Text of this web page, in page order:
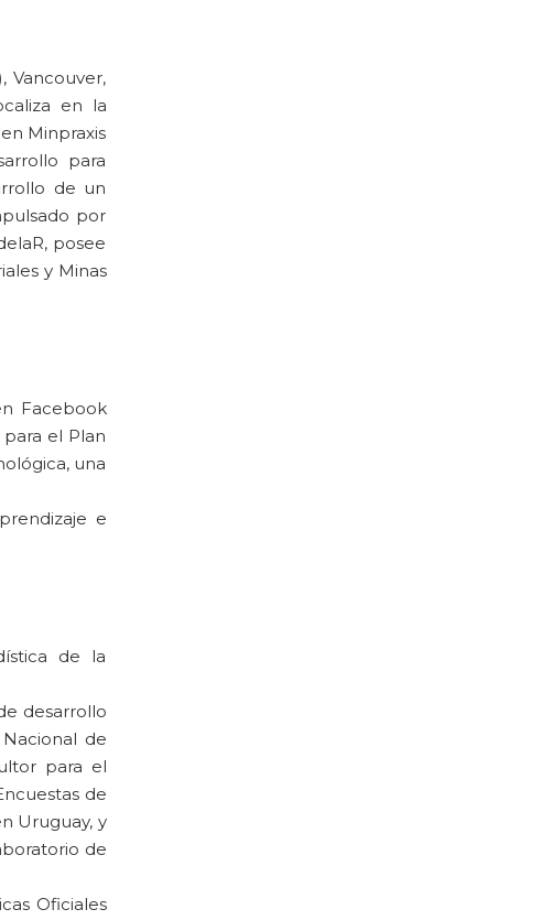
Vancouver,
en la
Minpraxis
para
de un
por
posee
y Minas
Facebook
el Plan
una
e
de la
desarrollo
de
para el
de
Uruguay, y
de
Oficiales